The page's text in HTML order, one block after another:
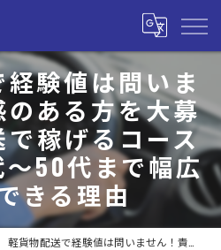
験値は問いま
ある方を大募
稼げるコース
50代まで幅広
きる理由
軽貨物配送で経験値は問いません！責任感のある方を大募集し企業配送で稼げるコース増大中、10代〜50代まで幅広く活躍できる理由